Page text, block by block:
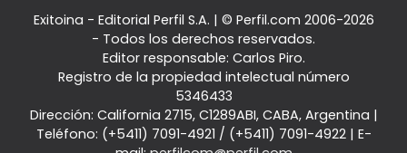
Exitoina - Editorial Perfil S.A. | © Perfil.com 2006-2026
- Todos los derechos reservados.
Editor responsable: Carlos Piro.
Registro de la propiedad intelectual número
5346433
Dirección: California 2715, C1289ABI, CABA, Argentina |
Teléfono: (+5411) 7091-4921 / (+5411) 7091-4922| E-